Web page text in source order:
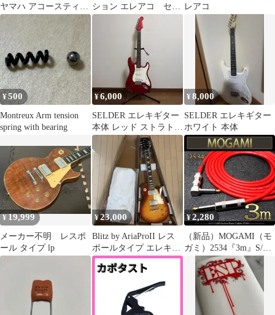
ヤマハ アコースティッ
クギター FG-151B
ション エレアコ セレ
ブリティ ギター
レアコ
¥500
Montreux Arm tension
spring with bearing
¥6,000
SELDER エレキギター
本体 レッド ストラトタ
イプ
¥8,000
SELDER エレキギター
ホワイト 本体
¥19,999
メーカー不明 レスポ
ール タイプ lp
¥23,000
Blitz by AriaProII レス
ポールタイプ エレキギ
ター
¥2,280
（新品）MOGAMI（モ
ガミ）2534『3m』S/L
ギターシールド ベー
ス 赤